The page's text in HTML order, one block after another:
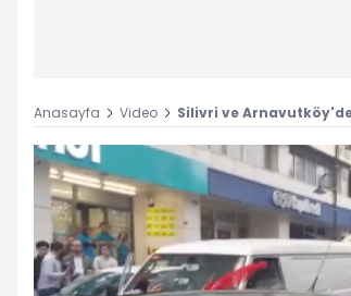
Anasayfa Video Silivri ve